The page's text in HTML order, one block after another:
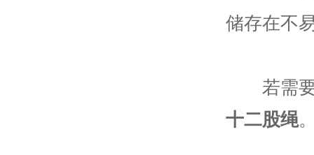
储存在不
若需要
十二股绳